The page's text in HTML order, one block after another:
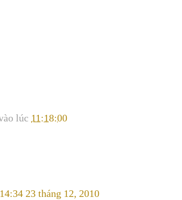
lúc 11:18:00
23 tháng 12, 2010